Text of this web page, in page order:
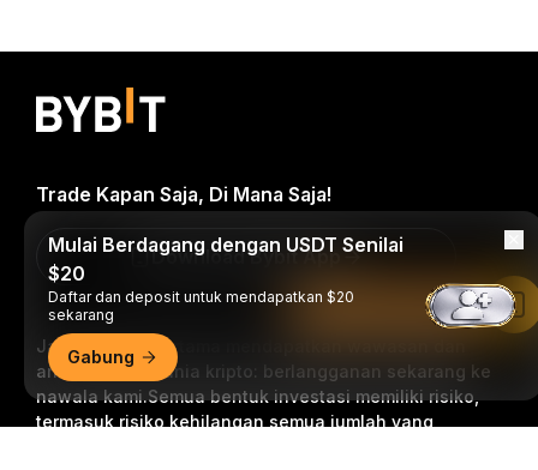
Jadilah yang pertama mendapatkan wawasan dan
analisis kritis dunia kripto: berlangganan sekarang ke
nawala kami.Semua bentuk investasi memiliki risiko,
termasuk risiko kehilangan semua jumlah yang
Trade Kapan Saja, Di Mana Saja!
Download Bybit App
Mulai Berdagang dengan USDT Senilai
$20
Daftar dan deposit untuk mendapatkan $20
sekarang
Gabung
Baca di Aplikasi Bybit